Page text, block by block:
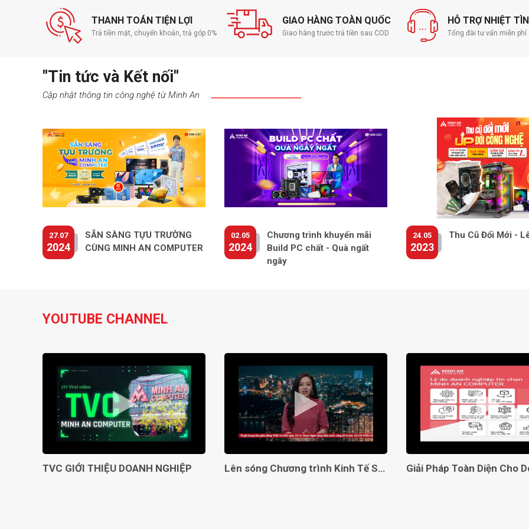
LAN
Giao
Kết nối
Tai nghe
Camera
Card mở
Kiểu Pin
THANH TOÁN TIỆN LỢI
Trả tiền mặt, chuyển khoản, trả góp 0%
GIAO HÀNG TOÀN QUỐC
Giao hàng trước trả tiền sau COD
HỖ TRỢ NHIỆT
Tổng đài tư vấn miễn phí
"Tin tức và Kết nối"
Cập nhật thông tin công nghệ từ Minh An
27.07
2024
SẴN SÀNG TỰU TRƯỜNG
CÙNG MINH AN COMPUTER
02.05
2024
Chương trình khuyến mãi
Build PC chất - Quà ngất
ngây
24.05
2023
Thu Cũ Đổi Mới -
YOUTUBE CHANNEL
TVC GIỚI THIỆU DOANH NGHIỆP Lên sóng Chương trình Kinh Tế Số VTC2